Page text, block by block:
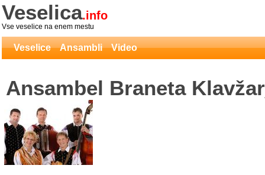
Veselica.info
Vse veselice na enem mestu
Veselice Ansambli Video
Ansambel Braneta